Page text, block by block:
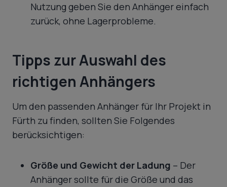
Nutzung geben Sie den Anhänger einfach
zurück, ohne Lagerprobleme.
Tipps zur Auswahl des
richtigen Anhängers
Um den passenden Anhänger für Ihr Projekt in
Fürth zu finden, sollten Sie Folgendes
berücksichtigen:
Größe und Gewicht der Ladung – Der
Anhänger sollte für die Größe und das